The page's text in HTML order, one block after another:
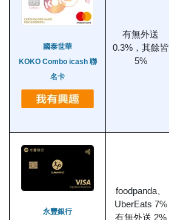
國泰世華
KOKO Combo icash 聯
名卡
有無外送
0.3%，其餘皆
5%
永豐銀行
foodpanda、
UberEats 7%
有無外送 2%